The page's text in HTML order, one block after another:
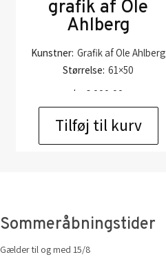
grafik af Ole
Ahlberg
Kunstner: Grafik af Ole Ahlberg
Størrelse: 61×50
kr. 6.000,00
Tilføj til kurv
Sommeråbningstider
Gælder til og med 15/8